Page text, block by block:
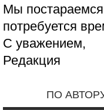
Мы
потребуется
С уважением,
Редакция
ПО